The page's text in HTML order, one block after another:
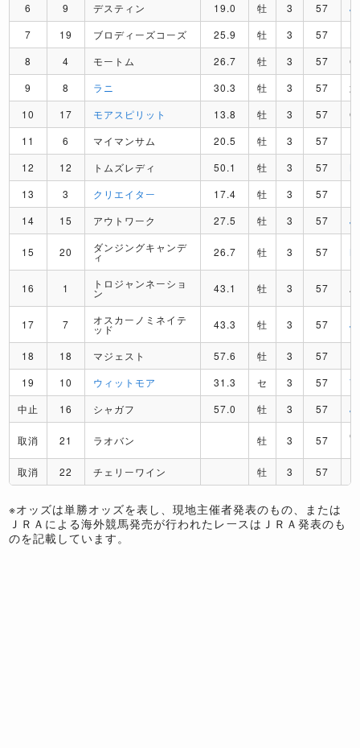
6 9 デスティン 19.0 牡 3 57
J
7
19 ブロディーズコーズ 25.9 牡 3 57
8
4 モートム 26.7 牡 3 57
C
9
8 ラニ 30.3 牡 3 57
10
17 モアスピリット 13.8 牡 3 57
G
11
6 マイマンサム 20.5 牡 3 57
12
12 トムズレディ 50.1 牡 3 57
13
3 クリエイター 17.4 牡 3 57
14
15 アウトワーク 27.5 牡 3 57 J
15 20 ダンジングキャンデ
ィ 26.7 牡 3 57
16 1 トロジャンネーショ
ン 43.1 牡 3 57 A
17 7 オスカーノミネイテ
ッド 43.3 牡 3 57 J
18 18 マジェスト 57.6 牡 3 57
19
10 ウィットモア 31.3 セ 3 57
V
中止
16 シャガフ 57.0 牡 3 57 J
取消 21 ラオバン 牡 3 57 C
取消
22 チェリーワイン 牡 3 57
※オッズは単勝オッズを表し、現地主催者発表のもの、または
ＪＲＡによる海外競馬発売が行われたレースはＪＲＡ発表のも
のを記載しています。